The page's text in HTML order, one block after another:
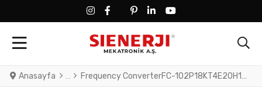
FACEBOOK SOCIAL LINK
FACEBOOK SOCIAL LINK
TWITTER SOCIAL LINK
PINTEREST SOCIAL LINK
LINKEDIN SOCIAL LINK
YOUTUBE SOCIAL LINK
Anasayfa Frequency ConverterFC-102P18KT4E20H1XGXXXXSXXXXAXBXCXXXXDXVLT® HVAC Drive FC-102(P18K) 18.5 KW / 25 HP, Three phase380 - 480 VAC, (E20) IP20 / Chassis(H1) RFI Class A1/B (C1)No brake chopperGraphical Loc. Cont. PanelNot coated PCB, No Mains OptionLatest release std. SW.Frame: B3No C1 option, No D op